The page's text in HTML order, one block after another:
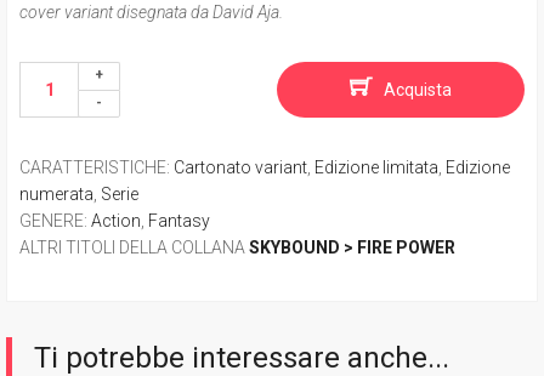
cover variant disegnata da David Aja.
Acquista
CARATTERISTICHE: Cartonato variant Edizione limitata Edizione
numerata Serie
GENERE: Action Fantasy
ALTRI TITOLI DELLA COLLANA SKYBOUND > FIRE POWER
Ti potrebbe interessare anche...